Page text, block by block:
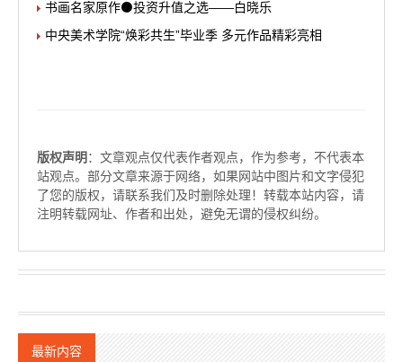
书画名家原作⚫投资升值之选——白晓乐
中央美术学院“焕彩共生”毕业季 多元作品精彩亮相
版权声明 ：文章观点仅代表作者观点，作为参考，不代表本
站观点。部分文章来源于网络，如果网站中图片和文字侵犯
了您的版权，请联系我们及时删除处理！转载本站内容，请
注明转载网址、作者和出处，避免无谓的侵权纠纷。
最新内容